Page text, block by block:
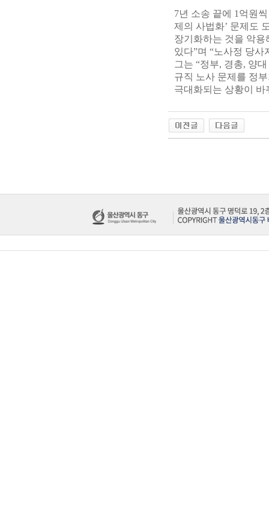
7년 소송 끝에 1억원
제의 사법화’ 문제도
장기화하는 것을 악
있다”며 “노사정 당
그는 “정부, 경총, 양
규직 노사 문제를 정
극대화되는 상황이 바